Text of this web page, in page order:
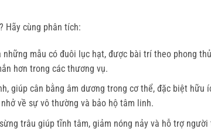
Hãy cùng phân tích:
mẫu có đuôi lục hạt, được bài trí theo phong
hơn trong các thương vụ.
giúp cân bằng âm dương trong cơ thể, đặc biệt hữu
về sự vô thường và bảo hộ tâm linh.
trâu giúp tĩnh tâm, giảm nóng nảy và hỗ trợ